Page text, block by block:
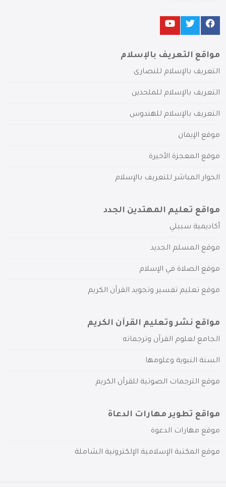
مواقع التعريف بالإسلام
التعريف بالإسلام للنصارى
التعريف بالإسلام للملحدين
التعريف بالإسلام للهندوس
موقع الإيمان
موقع المعجزة الأخيرة
الحوار المباشر للتعريف بالإسلام
مواقع تعليم المهتدين الجدد
أكاديمية سبيلي
موقع المسلم الجديد
موقع الصلاة في الإسلام
موقع تعليم تفسير وتجويد القرآن الكريم
مواقع نشر وتعليم القرآن الكريم
الجامع لعلوم القرآن وترجماته
السنة النبوية وعلومها
موقع الترجمات الصوتية للقرآن الكريم
مواقع تطوير مهارات الدعاة
موقع مهارات الدعوة
موقع المكتبة الإسلامية الإلكترونية الشاملة